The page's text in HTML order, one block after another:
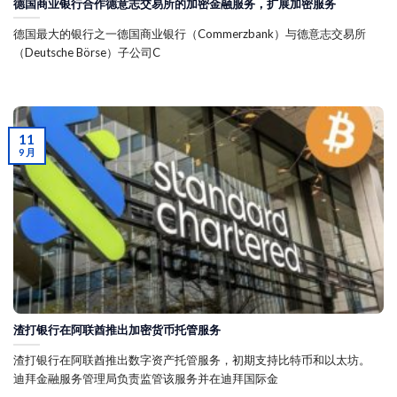
德国商业银行合作德意志交易所的加密金融服务，扩展加密服务
德国最大的银行之一德国商业银行（Commerzbank）与德意志交易所
（Deutsche Börse）子公司C
渣打银行在阿联酋推出加密货币托管服务
渣打银行在阿联酋推出数字资产托管服务，初期支持比特币和以太坊。
迪拜金融服务管理局负责监管该服务并在迪拜国际金
11
9 月